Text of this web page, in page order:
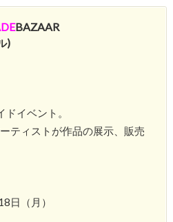
BAZAAR
)
イベント。
ティストが作品の展示、販売
日（月）